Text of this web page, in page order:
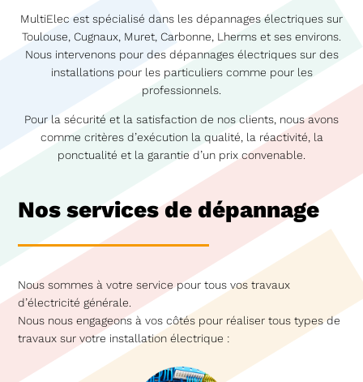
MultiElec est spécialisé dans les dépannages électriques sur
Toulouse, Cugnaux, Muret, Carbonne, Lherms et ses environs.
Nous intervenons pour des dépannages électriques sur des
installations pour les particuliers comme pour les
professionnels.
Pour la sécurité et la satisfaction de nos clients, nous avons
comme critères d’exécution la qualité, la réactivité, la
ponctualité et la garantie d’un prix convenable.
Nos services de dépannage
Nous sommes à votre service pour tous vos travaux
d’électricité générale.
Nous nous engageons à vos côtés pour réaliser tous types de
travaux sur votre installation électrique :